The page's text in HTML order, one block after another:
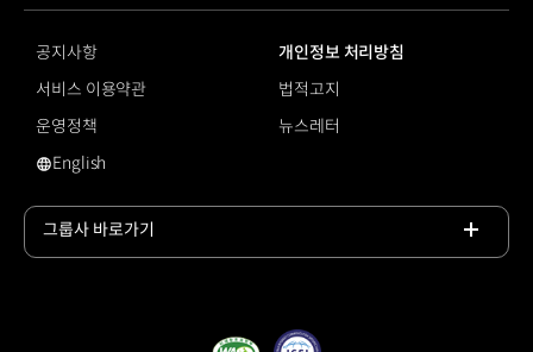
journal
tv
공지사항
개인정보 처리방침
서비스 이용약관
법적고지
운영정책
뉴스레터
영문 사이트로 이동
English
그룹사 바로가기